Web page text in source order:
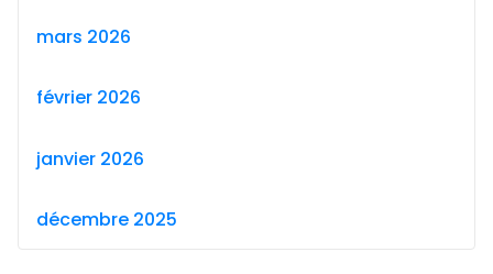
mars 2026
février 2026
janvier 2026
décembre 2025